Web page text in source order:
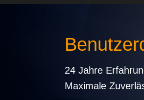
24 Jahre
Maximale